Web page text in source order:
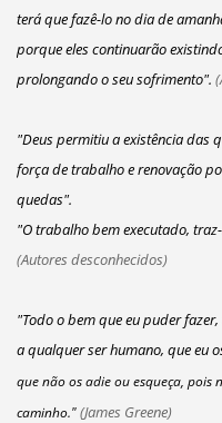
terá que fazê-lo no dia de
porque eles continuarão
prolongando o seu sofrimento".
"Deus permitiu a existência das
força de trabalho e renovação
quedas".
"O trabalho bem executado,
(Autores desconhecidos)
"Todo o bem que eu puder
a qualquer ser humano, que eu
que não os adie ou esqueça, pois
caminho."(James Greene)